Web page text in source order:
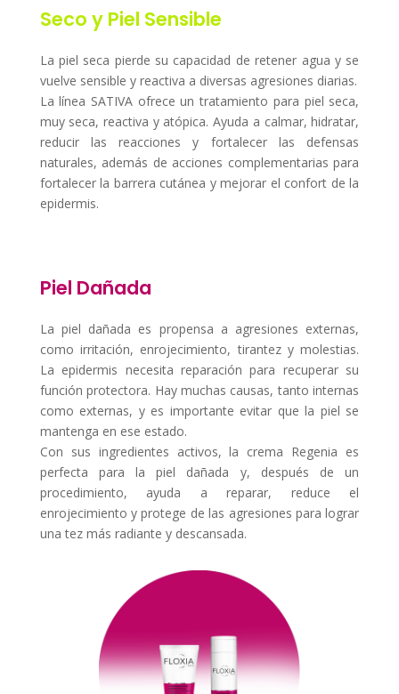
Seco y Piel Sensible
La piel seca pierde su capacidad de retener agua y se
vuelve sensible y reactiva a diversas agresiones diarias.
La línea SATIVA ofrece un tratamiento para piel seca,
muy seca, reactiva y atópica. Ayuda a calmar, hidratar,
reducir las reacciones y fortalecer las defensas
naturales, además de acciones complementarias para
fortalecer la barrera cutánea y mejorar el confort de la
epidermis.
Piel Dañada
La piel dañada es propensa a agresiones externas,
como irritación, enrojecimiento, tirantez y molestias.
La epidermis necesita reparación para recuperar su
función protectora. Hay muchas causas, tanto internas
como externas, y es importante evitar que la piel se
mantenga en ese estado.
Con sus ingredientes activos, la crema Regenia es
perfecta para la piel dañada y, después de un
procedimiento, ayuda a reparar, reduce el
enrojecimiento y protege de las agresiones para lograr
una tez más radiante y descansada.